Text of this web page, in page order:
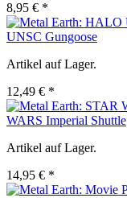
8,95 € *
UNSC Gungoose
Artikel auf Lager.
12,49 € *
WARS Imperial Shuttle
Artikel auf Lager.
14,95 € *